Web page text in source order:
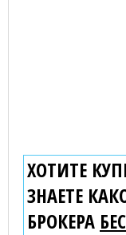
ХОТИТЕ
ЗНАЕТЕ
БРОКЕРА